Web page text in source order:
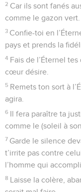
2 Car ils sont fanés
comme le gazon vert.
3 Confie-toi en
pays et prends la
4 Fais de l’Éternel
cœur désire.
5 Remets ton sort à
agira.
6 Il fera paraître ta
comme le (soleil à
7 Garde le silence
t’irrite pas contre
l’homme qui
8 Laisse la colère,